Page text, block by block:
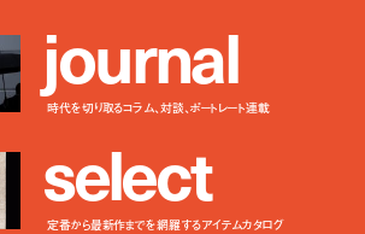
journal
時代を切り取るコラム、対談、ポートレート連載
select
定番から最新作までを網羅するアイテムカタログ